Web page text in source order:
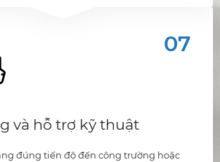
07
và hỗ trợ kỹ thuật
đúng tiến độ đến công trường hoặc